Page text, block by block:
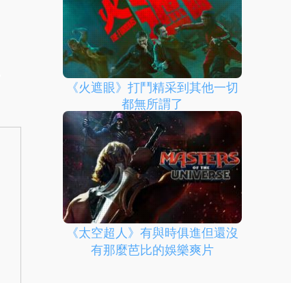
《火遮眼》打鬥精采到其他一切
都無所謂了
《太空超人》有與時俱進但還沒
有那麼芭比的娛樂爽片